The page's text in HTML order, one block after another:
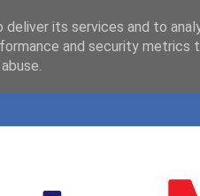
its services and to
and security metrics